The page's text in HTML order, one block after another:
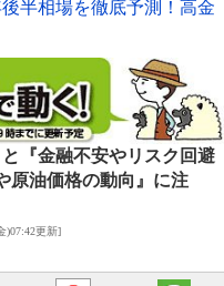
半相場を徹底予測！高金
『金融不安やリスク回避
原油価格の動向』に注
)07:42更新]